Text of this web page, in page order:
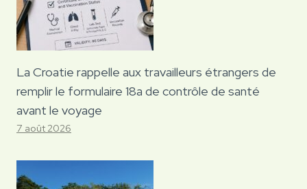
La Croatie rappelle aux travailleurs étrangers de
remplir le formulaire 18a de contrôle de santé
avant le voyage
7 août 2026